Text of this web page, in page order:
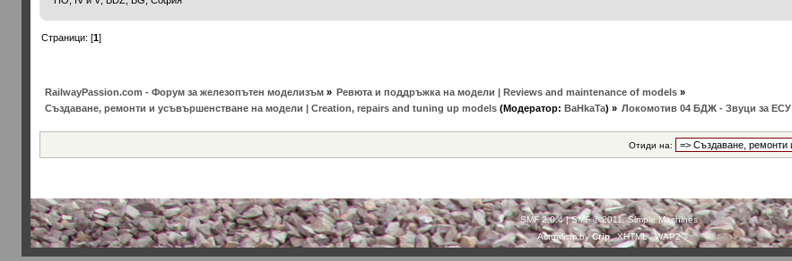
Страници: [1]
RailwayPassion.com - Форум за железопътен моделизъм» Ревюта и поддръжка на модели | Reviews and maintenance of models »
Създаване, ремонти и усъвършенстване на модели | Creation, repairs and tuning up models(Модератор: BaHkaTa) » Локомотив 04 БДЖ - Звуци за ЕСУ
Отиди на:
SMF 2.0.4|SMF © 2011,Simple Machines
Actualism byCrip XHTML WAP2